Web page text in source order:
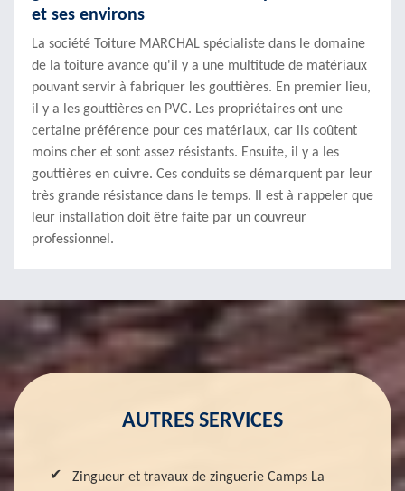
et ses environs
La société Toiture MARCHAL spécialiste dans le domaine
de la toiture avance qu'il y a une multitude de matériaux
pouvant servir à fabriquer les gouttières. En premier lieu,
il y a les gouttières en PVC. Les propriétaires ont une
certaine préférence pour ces matériaux, car ils coûtent
moins cher et sont assez résistants. Ensuite, il y a les
gouttières en cuivre. Ces conduits se démarquent par leur
très grande résistance dans le temps. Il est à rappeler que
leur installation doit être faite par un couvreur
professionnel.
AUTRES SERVICES
Zingueur et travaux de zinguerie Camps La